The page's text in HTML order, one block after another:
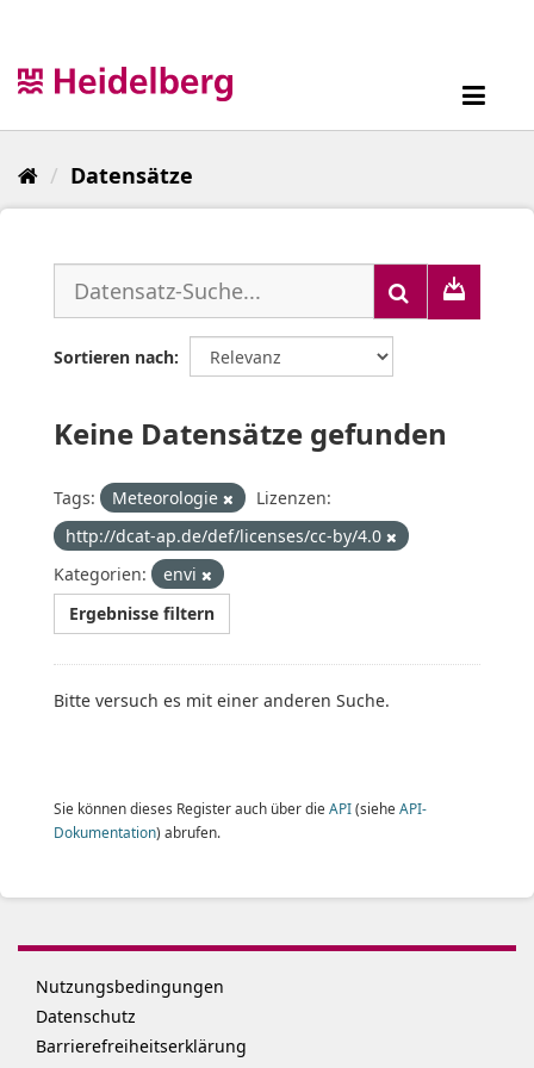
Datensätze
Sortieren nach
Keine Datensätze gefunden
Tags: Meteorologie
Lizenzen:
http://dcat-ap.de/def/licenses/cc-by/4.0
Kategorien:
envi
Ergebnisse filtern
Bitte versuch es mit einer anderen Suche.
Sie können dieses Register auch über die API(siehe API-
Dokumentation) abrufen.
Nutzungsbedingungen
Datenschutz
Barrierefreiheitserklärung